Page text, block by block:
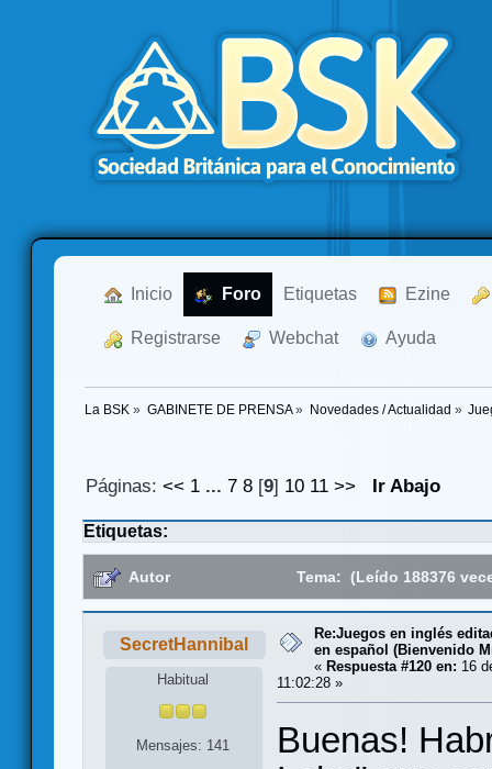
Inicio Foro Etiquetas Ezine
Registrarse Webchat Ayuda
La BSK » GABINETE DE PRENSA» Novedades / Actualidad »
Páginas:<< 1 ...7 8 [9] 10 11 >> Ir Abajo
Etiquetas:
Autor Tema: (Leído 188376
SecretHannibal
Habitual
Mensajes: 141
Re:Juegos en inglés
en español (Bienvenido
« Respuesta #120 en: 16
11:02:28 »
Buenas!